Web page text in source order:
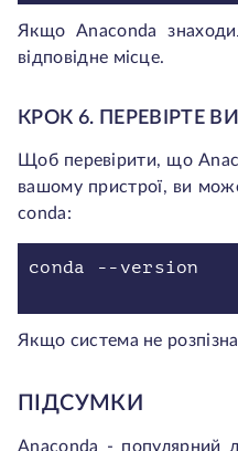
Якщо Anaconda
відповідне місце.
КРОК 6. ПЕРЕВІРТЕ
Щоб перевірити, що
вашому пристрої, ви
conda:
conda --version
Якщо система не
ПІДСУМКИ
Anaconda - популярний